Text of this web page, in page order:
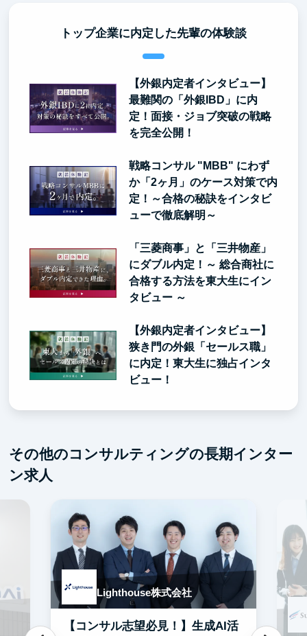
トップ企業に内定した先輩の体験談
【外銀内定者インタビュー】
最難関の「外銀IBD」に内
定！面接・ジョブ突破の戦略
を完全公開！
戦略コンサル "MBB" にわず
か「2ヶ月」のケース対策で内
定！～合格の秘訣をインタビ
ューで徹底解明～
「三菱商事」と「三井物産」
にダブル内定！～ 総合商社に
合格する方法を東大生にイン
タビュー ～
【外銀内定者インタビュー】
狭き門の外銀「セールス職」
に内定！東大生に独占インタ
ビュー！
その他のコンサルティングの長期インター
ン求人
Lighthouse株式会社
【コンサル志望必見！】生成AI活